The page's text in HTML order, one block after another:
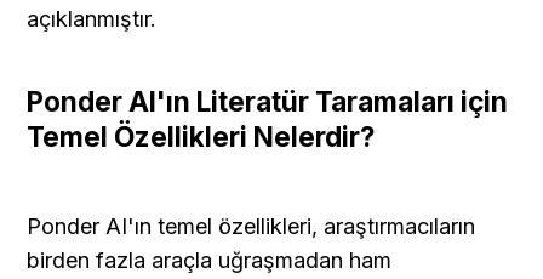
açıklanmıştır.
Ponder AI'ın Literatür Taramaları için
Temel Özellikleri Nelerdir?
Ponder AI'ın temel özellikleri, araştırmacıların
birden fazla araçla uğraşmadan ham